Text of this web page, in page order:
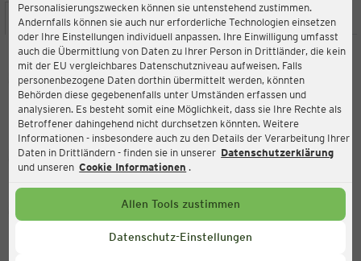
Personalisierungszwecken können sie untenstehend zustimmen.
Andernfalls können sie auch nur erforderliche Technologien einsetzen
oder Ihre Einstellungen individuell anpassen. Ihre Einwilligung umfasst
auch die Übermittlung von Daten zu Ihrer Person in Drittländer, die kein
mit der EU vergleichbares Datenschutzniveau aufweisen. Falls
personenbezogene Daten dorthin übermittelt werden, könnten
Behörden diese gegebenenfalls unter Umständen erfassen und
analysieren. Es besteht somit eine Möglichkeit, dass sie Ihre Rechte als
Betroffener dahingehend nicht durchsetzen könnten. Weitere
Informationen - insbesondere auch zu den Details der Verarbeitung Ihrer
Daten in Drittländern - finden sie in unserer Datenschutzerklärung
und unseren Cookie Informationen .
Allen Tools zustimmen
Datenschutz-Einstellungen
STANDORT SERVICES SORTIMENT AKTIONEN
Ernsting's family
Bornumer Straße 141, 30453 Hannover
Aktuell:
Geschlossen
Service Hotline
+49 (0) 2546 / 98 999 98